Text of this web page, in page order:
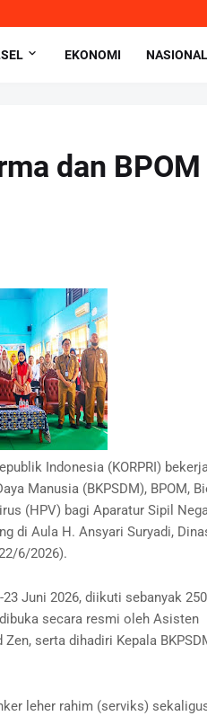
EKONOMI NASIONAL
dan BPOM
Indonesia (KORPRI)
Manusia (BKPSDM), BPOM,
(HPV) bagi Aparatur Sipil
di Aula H. Ansyari Suryadi,
6/2026).
Juni 2026, diikuti sebanyak
secara resmi oleh Asisten
serta dihadiri Kepala
leher rahim (serviks)